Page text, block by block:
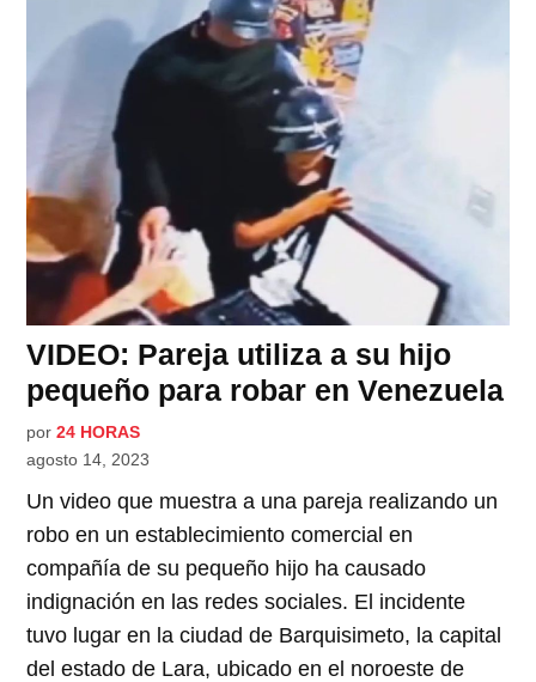
VIDEO: Pareja utiliza a su hijo
pequeño para robar en Venezuela
por 24 HORAS
agosto 14, 2023
Un video que muestra a una pareja realizando un
robo en un establecimiento comercial en
compañía de su pequeño hijo ha causado
indignación en las redes sociales. El incidente
tuvo lugar en la ciudad de Barquisimeto, la capital
del estado de Lara, ubicado en el noroeste de